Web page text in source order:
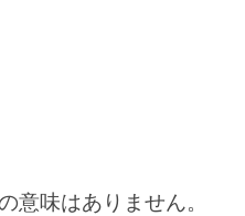
意味はありません。